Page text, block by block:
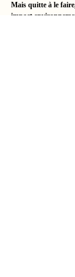
Mais quitte à le
impact